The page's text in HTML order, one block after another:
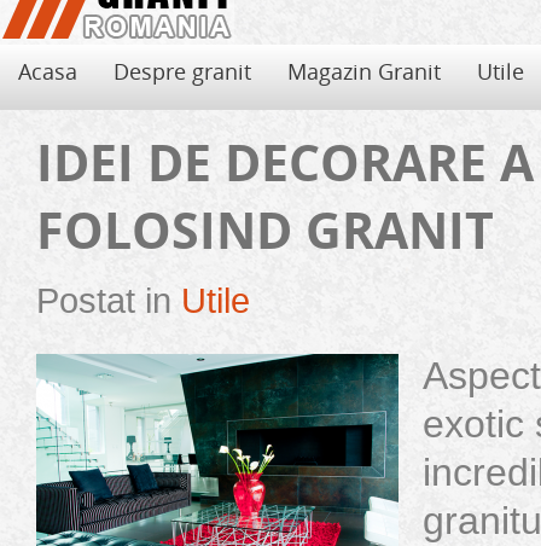
Acasa Despre granit Magazin Granit Utile
Seminee din piatra naturala
Semineele adauga oricarui living eleganta si unicitate, insa, trebuie ca
decor...
IDEI DE DECORARE
FOLOSIND GRANIT
Postat in Utile
exotic